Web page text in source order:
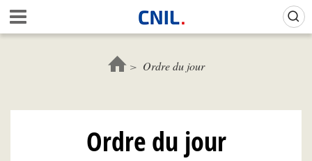
Aller
au
contenu
c
l
C
N
Ordre du jour
Ordre du jour
Gestion de vos préférences sur les cookies (témoins de connexion)